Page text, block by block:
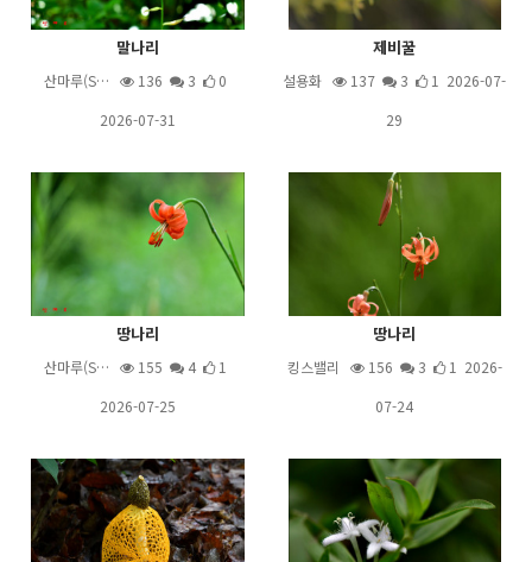
말나리
산마루(S… 136 3
0
2026-07-31
제비꿀
설용화 137 3
1 2026-07-
29
땅나리
산마루(S… 155 4
1
2026-07-25
땅나리
킹스밸리 156 3
1 2026-
07-24